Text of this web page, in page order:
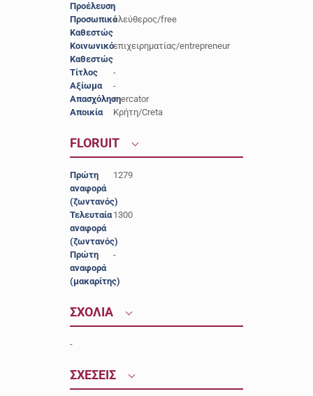
Προέλευση-
Προσωπικό
Καθεστώς
ελεύθερος/free
Κοινωνικό
Καθεστώς
επιχειρηματίας/entrepreneur
Τίτλος
-
Αξίωμα
-
Απασχόλησηmercator
Αποικία
Κρήτη/Creta
FLORUIT
Πρώτη
αναφορά
(ζωντανός)
1279
Τελευταία
αναφορά
(ζωντανός)
1300
Πρώτη
αναφορά
(μακαρίτης)
-
ΣΧΟΛΙΑ
-
ΣΧΕΣΕΙΣ